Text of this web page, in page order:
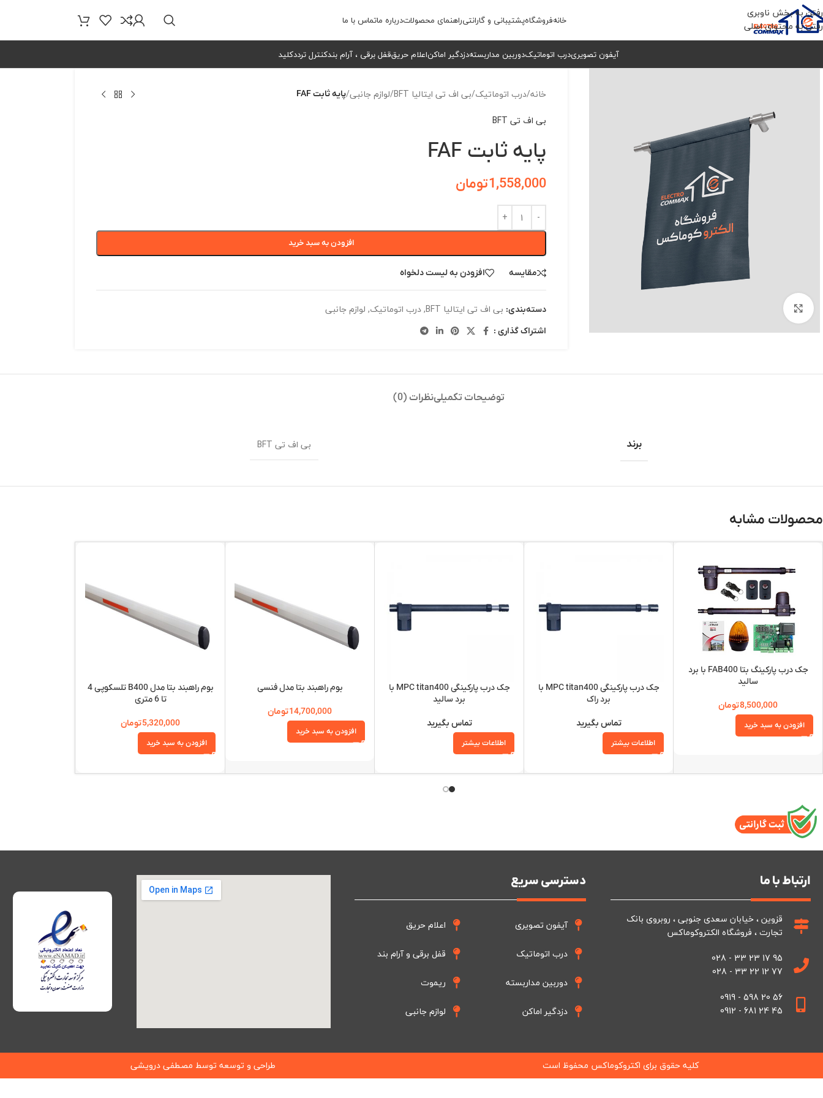
رفتن به بخش ناوبری
رفتن به محتوای اصلی
خانهفروشگاهپشتیبانی و گارانتیراهنمای محصولاتدرباره ماتماس با ما
آیفون تصویریدرب اتوماتیکدوربین مداربستهدزدگیر اماکناعلام حریققفل برقی ، آرام بندکنترل ترددکلید
خانه/درب اتوماتیک/بی اف تی ایتالیا BFT /لوازم جانبی/پایه ثابت FAF
بی اف تی BFT
پایه ثابت FAF
1,558,000تومان
افزودن به سبد خرید
مقایسه افزودن به لیست دلخواه
دسته‌بندی: بی اف تی ایتالیا BFT ,درب اتوماتیک, لوازم جانبی
اشتراک گذاری :
توضیحات تکمیلینظرات (0)
برند بی اف تی BFT
محصولات مشابه
جک درب پارکینگ بتا FAB400 با برد
سالید
8,500,000تومان
افزودن به سبد خرید
جک درب پارکینگی MPC titan400 با
برد راک
تماس بگیرید
اطلاعات بیشتر
جک درب پارکینگی MPC titan400 با
برد سالید
تماس بگیرید
اطلاعات بیشتر
بوم راهبند بتا مدل فنسی
14,700,000تومان
افزودن به سبد خرید
بوم راهبند بتا مدل B400 تلسکوپی 4
تا 6 متری
5,320,000تومان
افزودن به سبد خرید
ارتباط با ما
قزوین ، خیابان سعدی جنوبی ، روبروی بانک
تجارت ، فروشگاه الکتروکوماکس
95 17 23 33 - 028
77 12 22 33 - 028
56 20 598 - 0919
45 24 681 - 0912
دسترسی سریع
آیفون تصویری
درب اتوماتیک
دوربین مداربسته
دزدگیر اماکن
اعلام حریق
قفل برقی و آرام بند
ریموت
لوازم جانبی
کلیه حقوق برای اکتروکوماکس محفوظ است طراحی و توسعه توسط مصطفی درویشی